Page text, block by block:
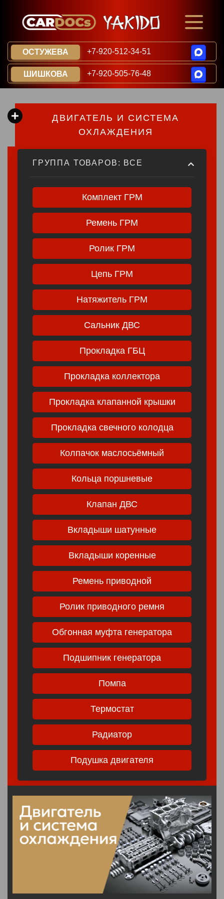
ОСТУЖЕВА +7-920-512-34-51
ШИШКОВА +7-920-505-76-48
ДВИГАТЕЛЬ И СИСТЕМА
ОХЛАЖДЕНИЯ​​​​
ГРУППА ТОВАРОВ: ВСЕ
Комплект ГРМ
Ремень ГРМ
Ролик ГРМ
Цепь ГРМ
Натяжитель ГРМ
Сальник ДВС
Прокладка ГБЦ
Прокладка коллектора
Прокладка клапанной крышки
Прокладка свечного колодца
Колпачок маслосьёмный
Кольца поршневые
Клапан ДВС
Вкладыши шатунные
Вкладыши коренные
Ремень приводной
Ролик приводного ремня
Обгонная муфта генератора
Подшипник генератора
Помпа
Термостат
Радиатoр
Подушка двигателя